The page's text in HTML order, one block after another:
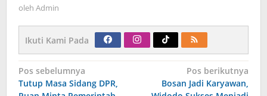
oleh Admin
Ikuti Kami Pada
Navigasi
pos
Pos sebelumnya
Tutup Masa Sidang DPR,
Pos berikutnya
Bosan Jadi Karyawan,